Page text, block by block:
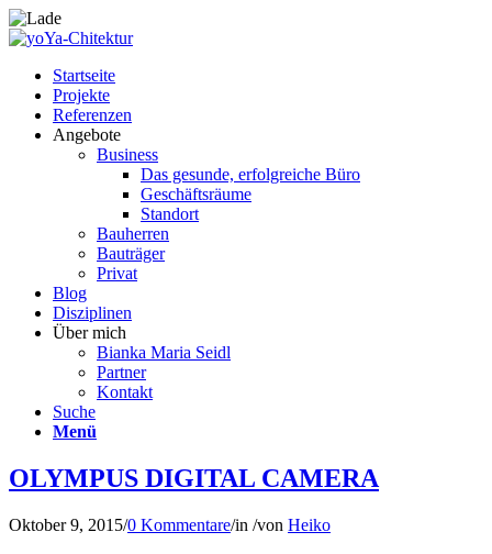
Startseite
Projekte
Referenzen
Angebote
Business
Das gesunde, erfolgreiche Büro
Geschäftsräume
Standort
Bauherren
Bauträger
Privat
Blog
Disziplinen
Über mich
Bianka Maria Seidl
Partner
Kontakt
Suche
Menü
OLYMPUS DIGITAL CAMERA
Oktober 9, 2015/0 Kommentare/in /von Heiko